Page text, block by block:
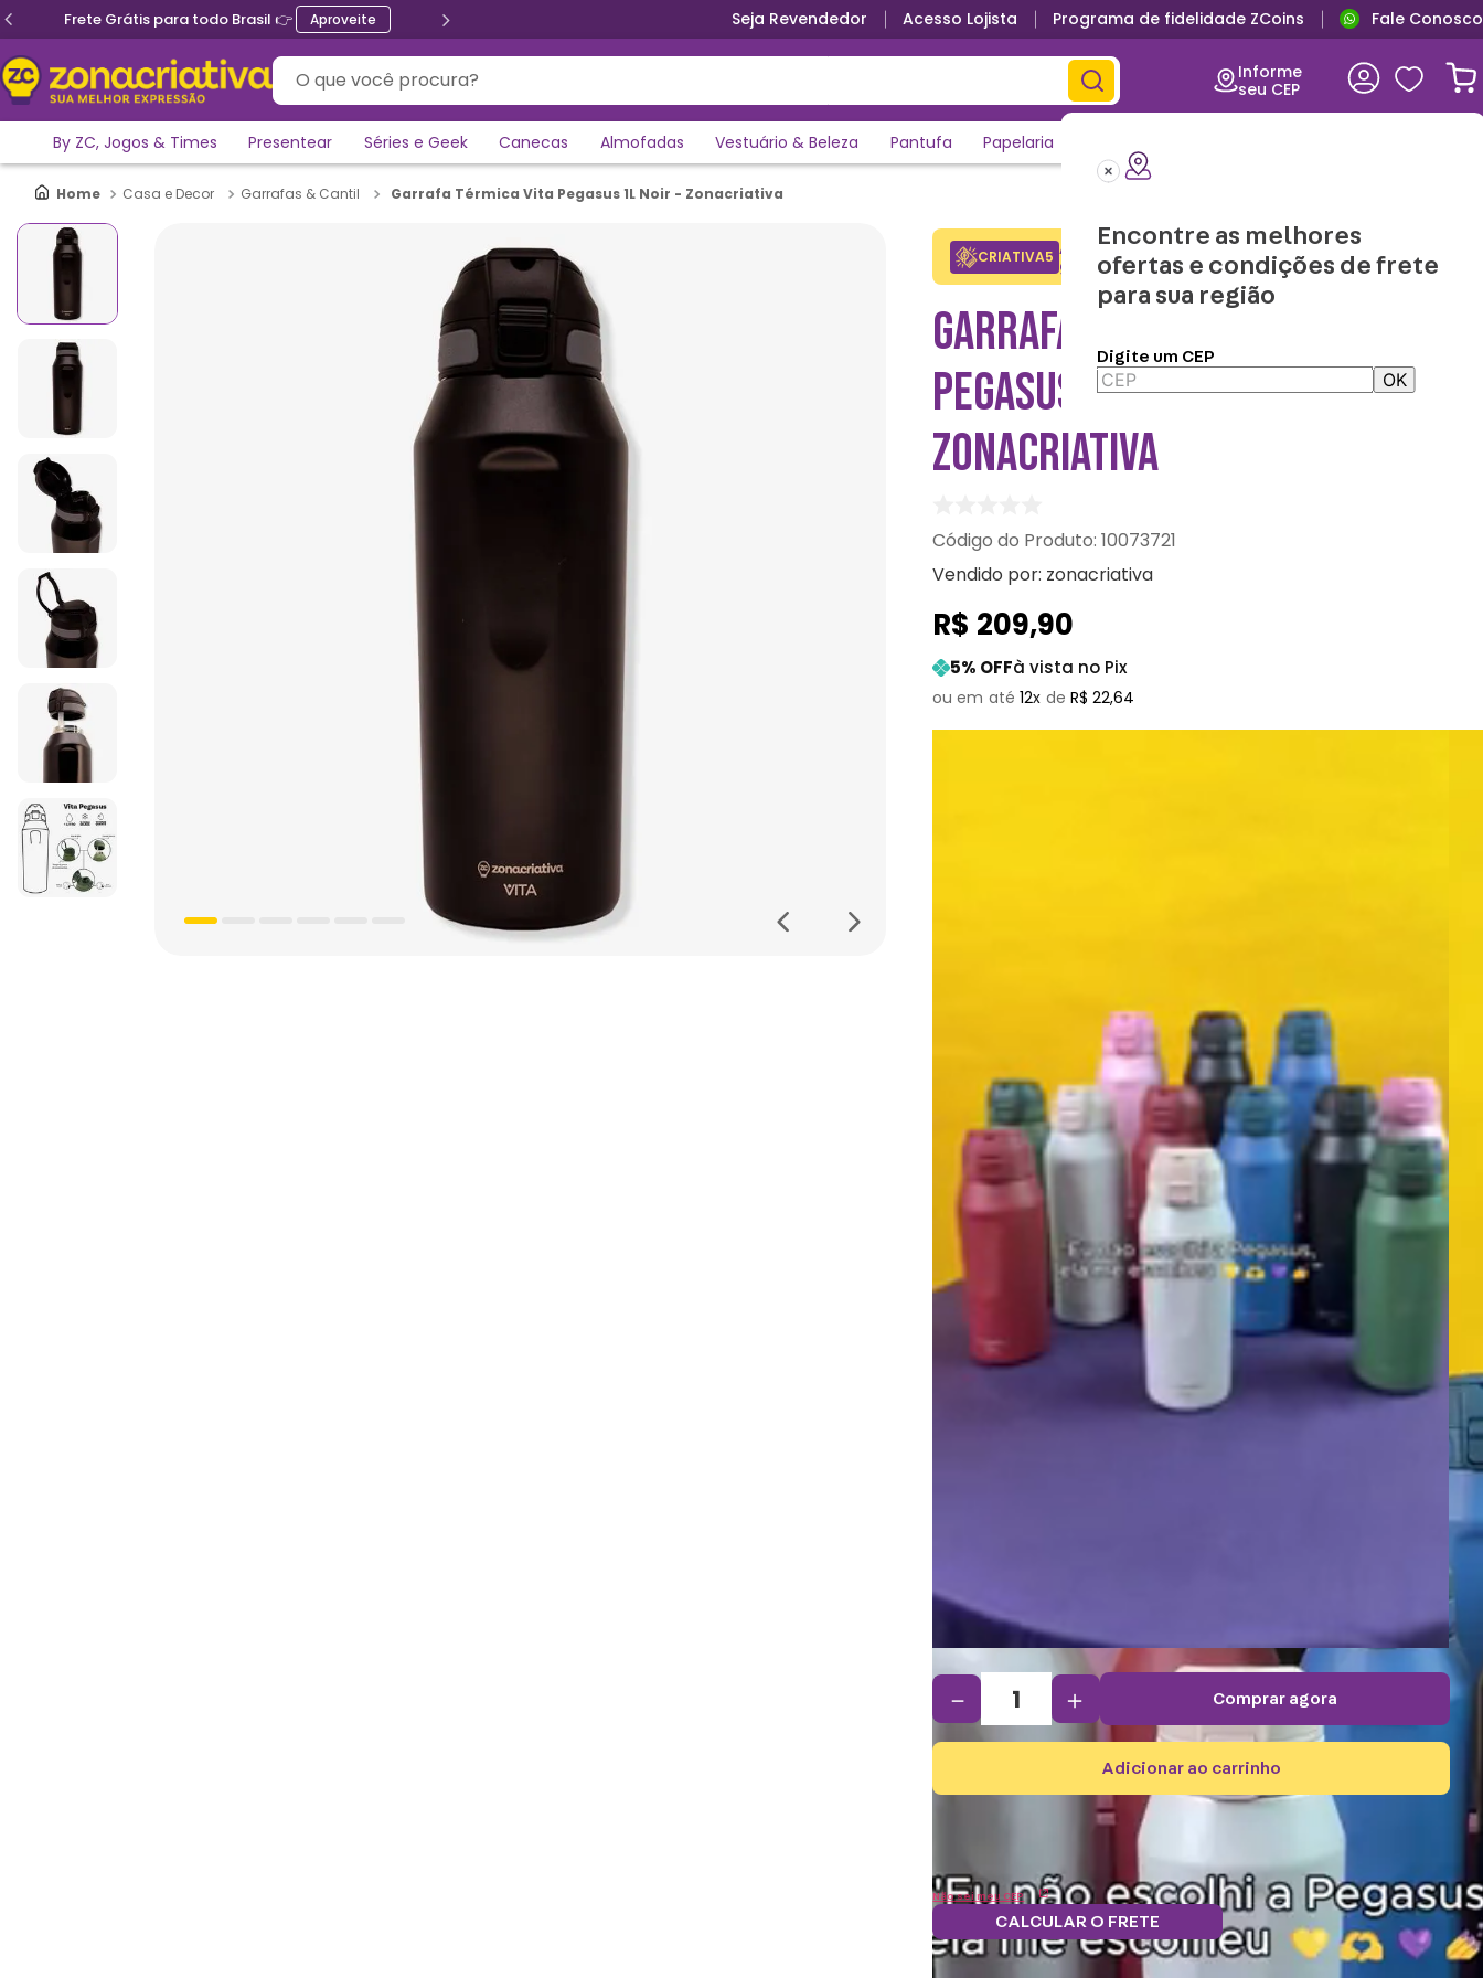
Ganhe 5% de desconto no PIX Seja Revendedor Acesso Lojista Programa de fidelidade ZCoins Fale Conosco
O que você procura?
Informe
seu CEP
Encontre as melhores
ofertas e condições de frete
para sua região
Digite um CEP
OK
By ZC, Jogos & Times Presentear Séries e Geek Canecas Almofadas Vestuário & Beleza Pantufa Papelaria
Casa e Decor Garrafas & Cantil Garrafa Térmica Vita Pegasus 1L Noir - Zonacriativa
CRIATIVA5 Adicione o cupom no carrinho e
ganhe desconto na 1a compra.
Copiar
GARRAFA TÉRMICA VITA
PEGASUS 1L NOIR -
ZONACRIATIVA
:10073721
Vendido por: zonacriativa
R$ 209,90
5% OFFà vista no Pix
12 R$ 22,64
＋
－ comprar agora
adicionar ao carrinho
Não sei meu CEP
CALCULAR O FRETE